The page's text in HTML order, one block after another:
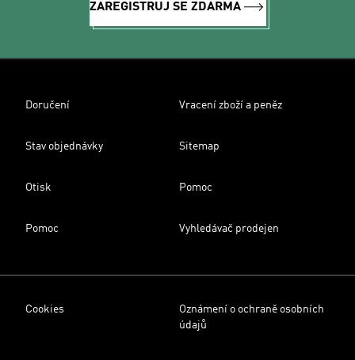
ZAREGISTRUJ SE ZDARMA
Doručení Vracení zboží a peněz
Stav objednávky Sitemap
Otisk Pomoc
Pomoc Vyhledávač prodejen
Cookies
Oznámení o ochraně osobních
údajů